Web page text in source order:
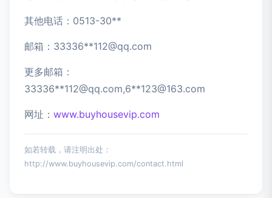
其他电话：0513-30**
邮箱：33336**112@qq.com
更多邮箱：
33336**112@qq.com,6**123@163.com
网址： www.buyhousevip.com
如若转载，请注明出处：
http://www.buyhousevip.com/contact.html